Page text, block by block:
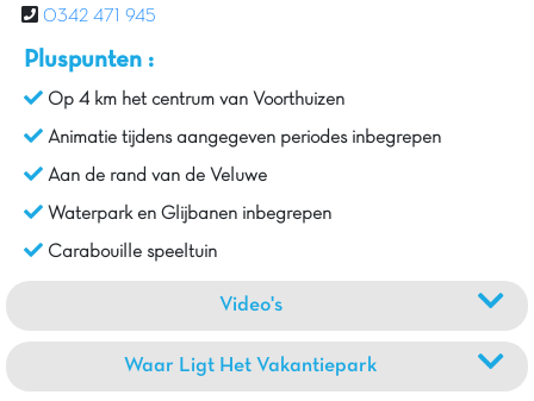
0342 471 945
Pluspunten :
Op 4 km het centrum van Voorthuizen
Animatie tijdens aangegeven periodes inbegrepen
Aan de rand van de Veluwe
Waterpark en Glijbanen inbegrepen
Carabouille speeltuin
Video's
Waar Ligt Het Vakantiepark